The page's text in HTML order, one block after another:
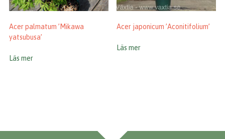
Acer palmatum ’Mikawa
yatsubusa’
Läs mer
Acer japonicum ’Aconitifolium’
Läs mer